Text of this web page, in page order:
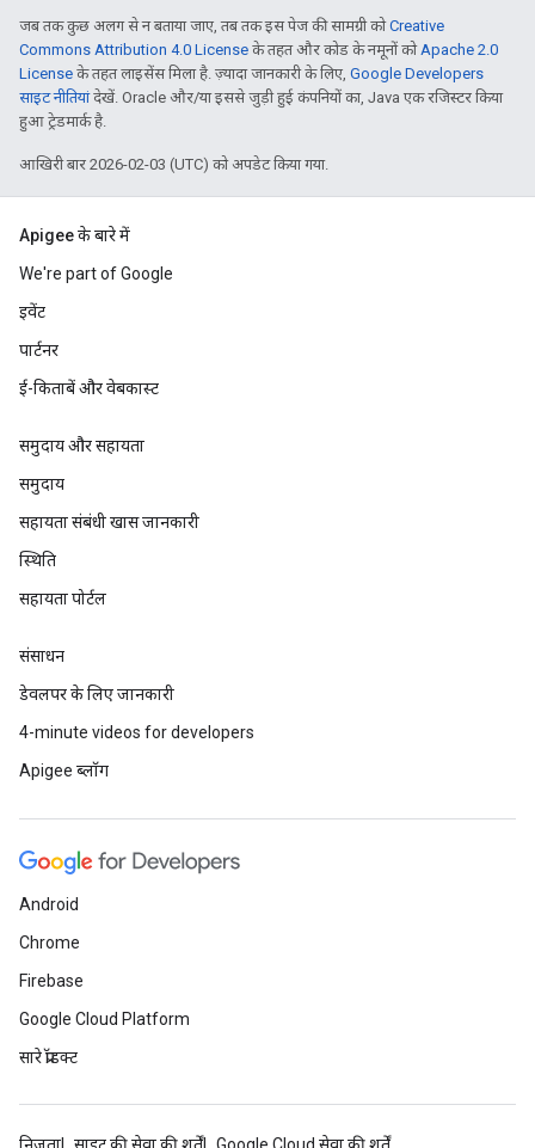
जब तक कुछ अलग से न बताया जाए, तब तक इस पेज की सामग्री कोCreative
Commons Attribution 4.0 License के तहत और कोड के नमूनों कोApache 2.0
License के तहत लाइसेंस मिला है. ज़्यादा जानकारी के लिए, Google Developers
साइट नीतियांदेखें. Oracle और/या इससे जुड़ी हुई कंपनियों का, Java एक रजिस्टर किया
हुआ ट्रेडमार्क है.
आखिरी बार 2026-02-03 (UTC) को अपडेट किया गया.
Apigee के बारे में
We're part of Google
इवेंट
पार्टनर
ई-किताबें और वेबकास्ट
समुदाय और सहायता
समुदाय
सहायता संबंधी खास जानकारी
स्थिति
सहायता पोर्टल
संसाधन
डेवलपर के लिए जानकारी
4-minute videos for developers
Apigee ब्लॉग
Android
Chrome
Firebase
Google Cloud Platform
सारे प्रॉडक्ट